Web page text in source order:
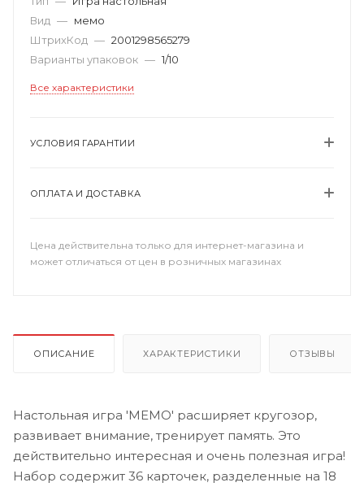
Вид — мемо
ШтрихКод — 2001298565279
Варианты упаковок — 1/10
Все характеристики
УСЛОВИЯ ГАРАНТИИ
ОПЛАТА И ДОСТАВКА
Цена действительна только для интернет-магазина и
может отличаться от цен в розничных магазинах
ОПИСАНИЕ ХАРАКТЕРИСТИКИ ОТЗЫВЫ
Настольная игра 'МЕМО' расширяет кругозор,
развивает внимание, тренирует память. Это
действительно интересная и очень полезная игра!
Набор содержит 36 карточек, разделенные на 18